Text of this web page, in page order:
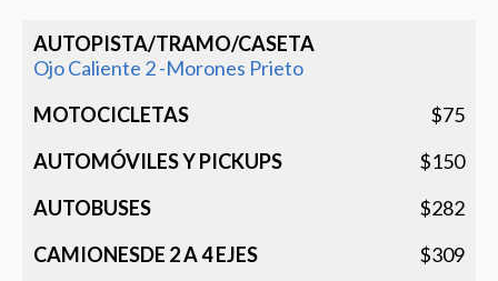
Ojo Caliente 2 -Morones Prieto
$75
$150
$282
$309